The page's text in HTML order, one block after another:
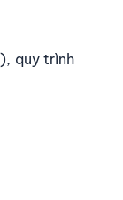
quy trình